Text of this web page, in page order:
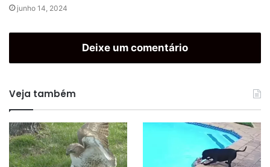
junho 14, 2024
Deixe um comentário
Veja também